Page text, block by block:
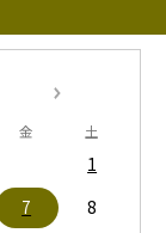
金 土
1
7
8